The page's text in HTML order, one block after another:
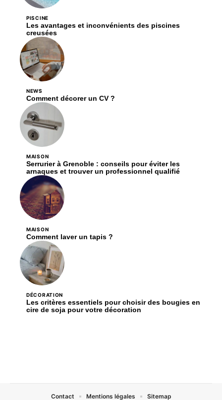
PISCINE
Les avantages et inconvénients des piscines
creusées
NEWS
Comment décorer un CV ?
MAISON
Serrurier à Grenoble : conseils pour éviter les
arnaques et trouver un professionnel qualifié
MAISON
Comment laver un tapis ?
DÉCORATION
Les critères essentiels pour choisir des bougies en
cire de soja pour votre décoration
Contact Mentions légales Sitemap